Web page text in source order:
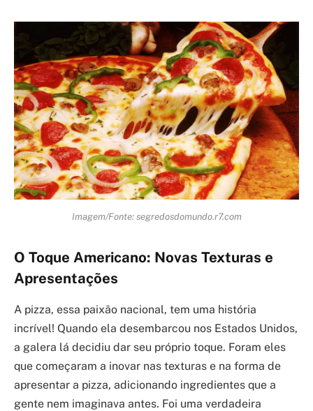
Imagem/Fonte: segredosdomundo.r7.com
O Toque Americano: Novas Texturas e
Apresentações
A pizza, essa paixão nacional, tem uma história
incrível! Quando ela desembarcou nos Estados Unidos,
a galera lá decidiu dar seu próprio toque. Foram eles
que começaram a inovar nas texturas e na forma de
apresentar a pizza, adicionando ingredientes que a
gente nem imaginava antes. Foi uma verdadeira